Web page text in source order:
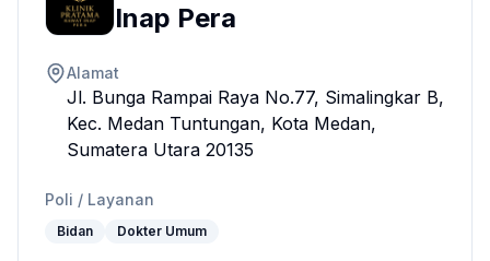
Inap Pera
Alamat
Jl. Bunga Rampai Raya No.77, Simalingkar B,
Kec. Medan Tuntungan, Kota Medan,
Sumatera Utara 20135
Poli / Layanan
Bidan Dokter Umum